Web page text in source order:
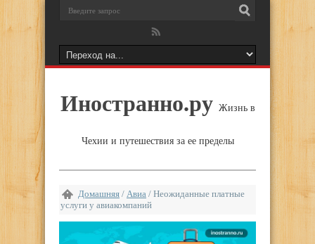
Иностранно.ру Жизнь в
Чехии и путешествия за ее пределы
Домашняя / Авиа / Неожиданные платные
услуги у авиакомпаний